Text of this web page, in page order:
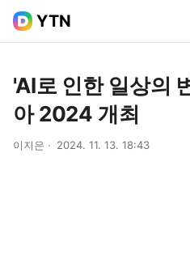
YTN
'AI로 인한 일상의
아 2024 개최
이지은 2024. 11. 13. 18:43